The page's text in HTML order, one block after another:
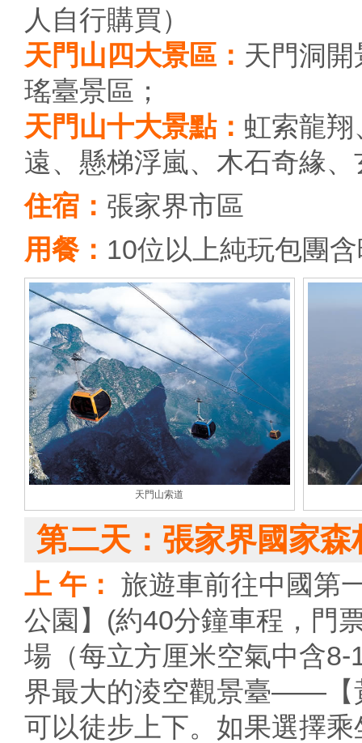
人自行購買）
天門山四大景區： 天門洞
瑤臺景區；
天門山十大景點： 虹索龍
遠、懸梯浮嵐、木石奇緣
住宿： 張家界市區
用餐： 10位以上純玩包團
天門山索道
第二天：張家界國家
上 午： 旅遊車前往中國第
公園】(約40分鐘車程，門
場（每立方厘米空氣中含
界最大的淩空觀景臺——【
可以徒步上下。如果選擇